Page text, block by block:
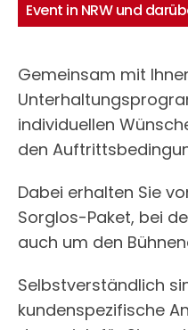
Event in NRW und
Gemeinsam mit
individuellen
den
Dabei erhalten Sie
Sorglos-Paket, bei
auch um den
Selbstverständlich
kundenspezifische